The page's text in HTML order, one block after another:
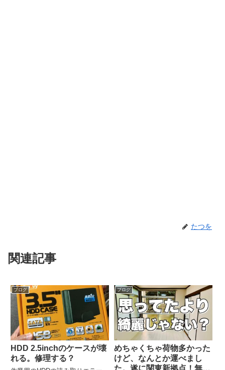
たつを
関連記事
ブログ
HDD 2.5inchのケースが壊
れる。修理する？
ブログ
めちゃくちゃ荷物多かった
けど、なんとか運べまし